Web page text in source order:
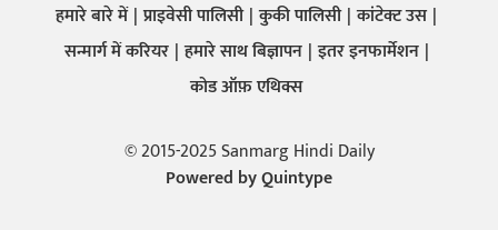
हमारे बारे में प्राइवेसी पालिसी कुकी पालिसी कांटेक्ट उस
सन्मार्ग में करियर हमारे साथ बिज्ञापन इतर इनफार्मेशन
कोड ऑफ़ एथिक्स
© 2015-2025 Sanmarg Hindi Daily
Powered byQuintype